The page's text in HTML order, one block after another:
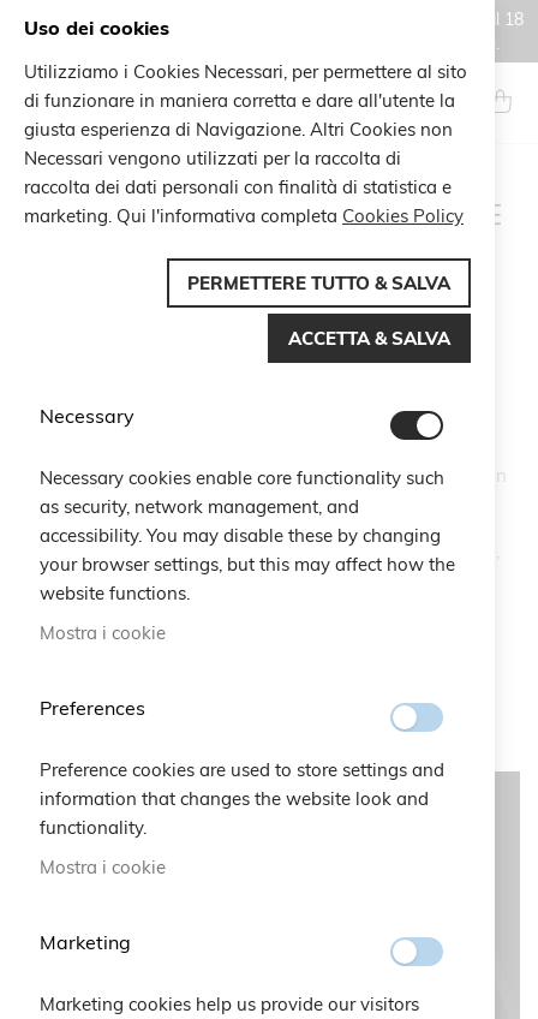
Gli ordini effettuati durante il periodo di chiusura estiva, dal 6 al 18
agosto, saranno processati e spediti a partire dal 19 agosto.
Salta
al
contenuto
Search
SPECIAL & EXCLUSIVE
prestigiose a livello internazionale (tra cui L'Oreal
personalizzare i propri iconici braccialetti e altri articoli con
un approccio sartoriale e distintivo.
Ogni progetto di co-branding è stato concepito per
valorizzare l’identità del partner, attraverso dettagli curati,
packaging dedicati e un forte impatto comunicativo.
Queste collaborazioni rappresentano un capitolo
contemporanea.
Uso dei cookies
Utilizziamo i Cookies Necessari, per permettere al sito
di funzionare in maniera corretta e dare all'utente la
giusta esperienza di Navigazione. Altri Cookies non
Necessari vengono utilizzati per la raccolta di
raccolta dei dati personali con finalità di statistica e
marketing. Qui l'informativa completa Cookies Policy
PERMETTERE TUTTO & SALVA
ACCETTA & SALVA
Necessary
Necessary cookies enable core functionality such
as security, network management, and
accessibility. You may disable these by changing
your browser settings, but this may affect how the
website functions.
Mostra i cookie
Preferences
Preference cookies are used to store settings and
information that changes the website look and
functionality.
Mostra i cookie
Marketing
Marketing cookies help us provide our visitors